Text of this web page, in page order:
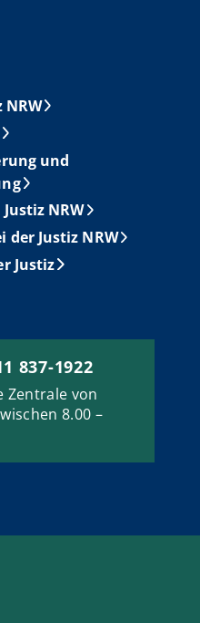
NRW
und
NRW
der Justiz NRW
Justiz
837-1922
Zentrale von
8.00 –